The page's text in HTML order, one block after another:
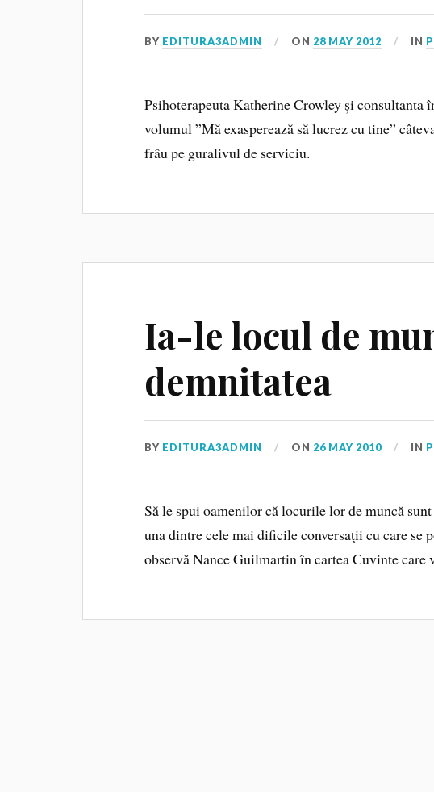
BY EDITURA3ADMIN ON 28 MAY 2012 IN
Psihoterapeuta Katherine Crowley și
volumul ”Mă exasperează să lucrez cu tine”
frâu pe guralivul de serviciu.
Ia-le locul de
demnitatea
BY EDITURA3ADMIN ON 26 MAY 2010 IN
Să le spui oamenilor că locurile lor de muncă
una dintre cele mai dificile conversaţii cu care se
observă Nance Guilmartin în cartea Cuvinte care